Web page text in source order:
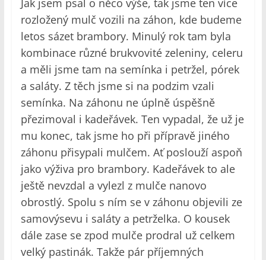
Jak jsem psal o něco výše, tak jsme ten více
rozložený mulč vozili na záhon, kde budeme
letos sázet brambory. Minulý rok tam byla
kombinace různé brukvovité zeleniny, celeru
a měli jsme tam na semínka i petržel, pórek
a saláty. Z těch jsme si na podzim vzali
semínka. Na záhonu ne úplně úspěšně
přezimoval i kadeřávek. Ten vypadal, že už je
mu konec, tak jsme ho při přípravě jiného
záhonu přisypali mulčem. Ať poslouží aspoň
jako výživa pro brambory. Kadeřávek to ale
ještě nevzdal a vylezl z mulče nanovo
obrostlý. Spolu s ním se v záhonu objevili ze
samovýsevu i saláty a petrželka. O kousek
dále zase se zpod mulče prodral už celkem
velký pastinák. Takže pár příjemných